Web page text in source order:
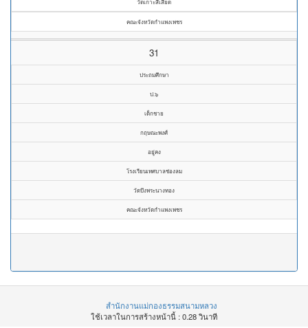
วัดเกาะสีเสียด
คณะจังหวัดกำแพงเพชร
31
ประถมศึกษา
ป.๖
เด็กชาย
กฤษณะพงศ์
อยู่คง
โรงเรียนเทศบาลช่องลม
วัดบึงพระนางทอง
คณะจังหวัดกำแพงเพชร
สำนักงานแม่กองธรรมสนามหลวง
ใช้เวลาในการสร้างหน้านี้ : 0.28 วินาที